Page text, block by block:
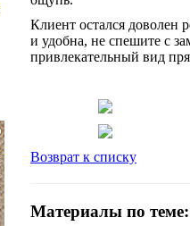
Клиент остался доволен
и удобна, не спешите с
привлекательный вид
Возврат к списку
Материалы по теме: